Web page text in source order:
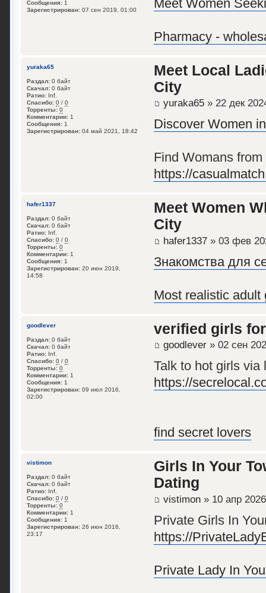
Meet Women
Pharmacy -
Сообщения: 1
Зарегистрирован: 07 сен 2019, 01:00
Meet Local
City
yuraka65» 22 дек
Discover Women
Find Womans
https://
yuraka65
Раздал: 0 байт
Скачал: 0 байт
Ратио: Inf.
Спасибо: 0 / 0
Торренты: 0
Комментарии: 1
Сообщения: 1
Зарегистрирован: 04 май 2021, 18:42
Meet Women
City
hafer1337» 03 фев
Знакомства для
Most realistic adult
hafer1337
Раздал: 0 байт
Скачал: 0 байт
Ратио: Inf.
Спасибо: 0 / 0
Торренты: 0
Комментарии: 1
Сообщения: 1
Зарегистрирован: 20 июн 2019,
14:58
verified girls
goodlever» 02 сен
Talk to hot girls via
https://
find secret lovers
goodlever
Раздал: 0 байт
Скачал: 0 байт
Ратио: Inf.
Спасибо: 0 / 0
Торренты: 0
Комментарии: 1
Сообщения: 1
Зарегистрирован: 09 июл 2016,
02:00
Girls In Your
Dating
vistimon» 10 апр
Private Girls In
https://
Private Lady In
vistimon
Раздал: 0 байт
Скачал: 0 байт
Ратио: Inf.
Спасибо: 0 / 0
Торренты: 0
Комментарии: 1
Сообщения: 1
Зарегистрирован: 26 июн 2016,
23:17